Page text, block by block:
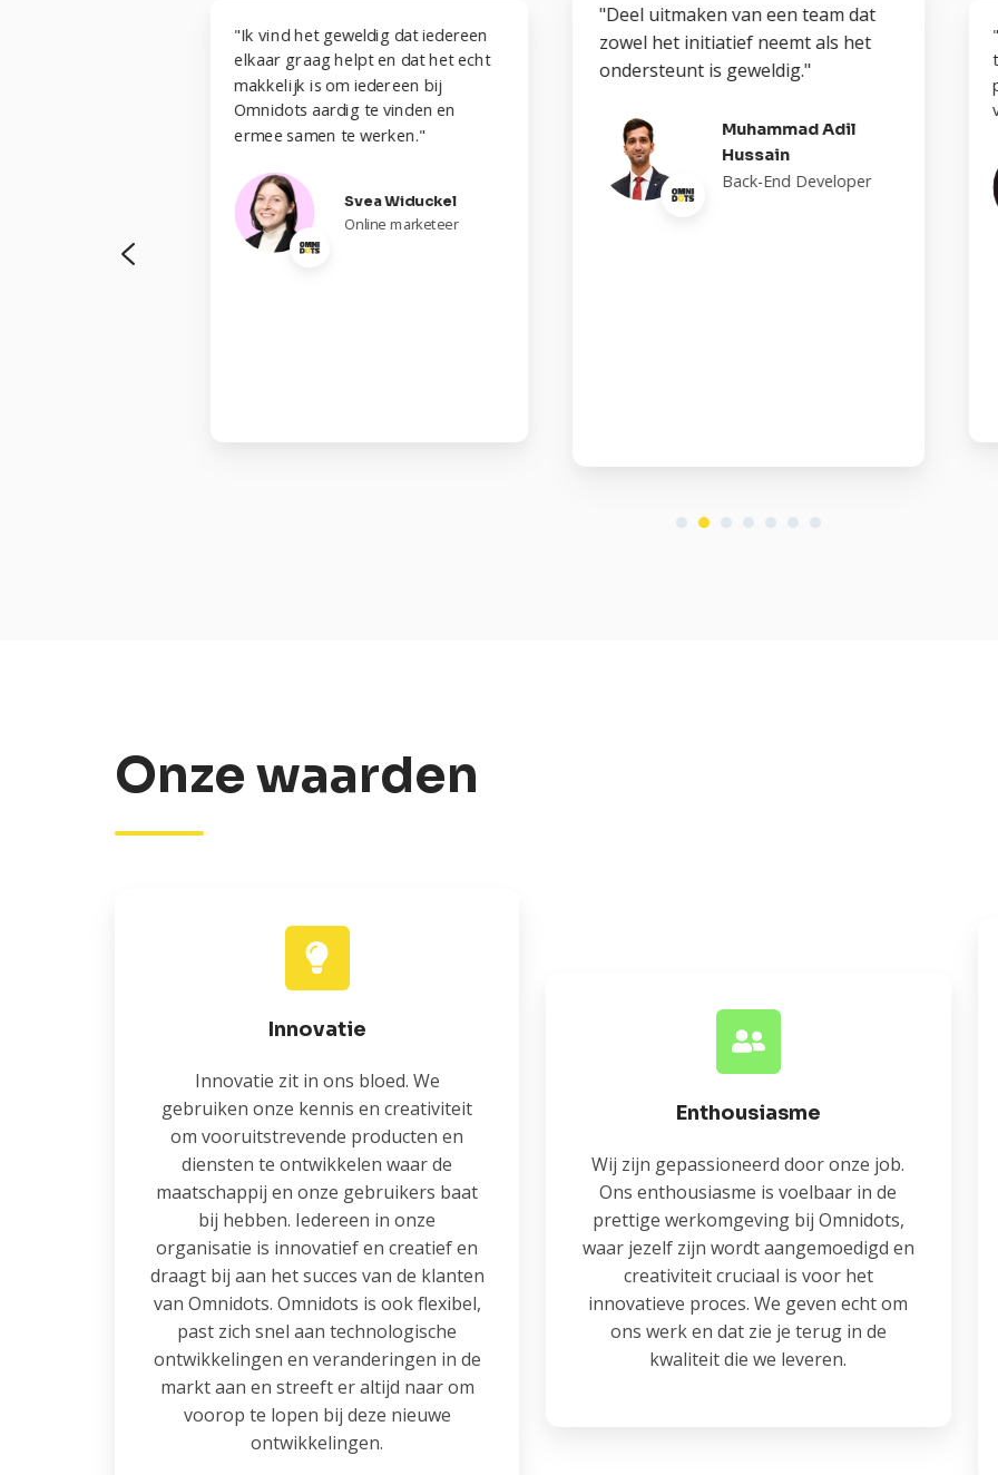
"Ik vind het geweldig dat iedereen
elkaar graag helpt en dat het echt
makkelijk is om iedereen bij
Omnidots aardig te vinden en
ermee samen te werken."
Svea Widuckel
Online marketeer
"Deel uitmaken van een team dat
zowel het initiatief neemt als het
ondersteunt is geweldig."
Muhammad Adil
Hussain
Back-End Developer
Onze waarden
Innovatie
Innovatie zit in ons bloed. We
gebruiken onze kennis en creativiteit
om vooruitstrevende producten en
diensten te ontwikkelen waar de
maatschappij en onze gebruikers baat
bij hebben. Iedereen in onze
organisatie is innovatief en creatief en
draagt bij aan het succes van de klanten
van Omnidots. Omnidots is ook flexibel,
past zich snel aan technologische
ontwikkelingen en veranderingen in de
markt aan en streeft er altijd naar om
voorop te lopen bij deze nieuwe
ontwikkelingen.
Enthousiasme
Wij zijn gepassioneerd door onze job.
Ons enthousiasme is voelbaar in de
prettige werkomgeving bij Omnidots,
waar jezelf zijn wordt aangemoedigd en
creativiteit cruciaal is voor het
innovatieve proces. We geven echt om
ons werk en dat zie je terug in de
kwaliteit die we leveren.